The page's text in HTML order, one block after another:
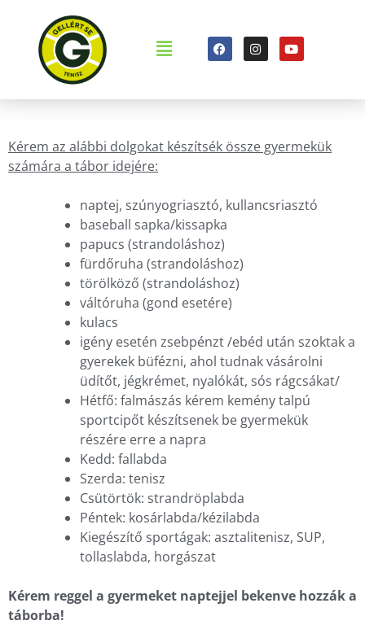
Kérem az alábbi dolgokat készítsék össze gyermekük
számára a tábor idejére:
naptej, szúnyogriasztó, kullancsriasztó
baseball sapka/kissapka
papucs (strandoláshoz)
fürdőruha (strandoláshoz)
törölköző (strandoláshoz)
váltóruha (gond esetére)
kulacs
igény esetén zsebpénzt /ebéd után szoktak a
gyerekek büfézni, ahol tudnak vásárolni
üdítőt, jégkrémet, nyalókát, sós rágcsákat/
Hétfő: falmászás kérem kemény talpú
sportcipőt készítsenek be gyermekük
részére erre a napra
Kedd: fallabda
Szerda: tenisz
Csütörtök: strandröplabda
Péntek: kosárlabda/kézilabda
Kiegészítő sportágak: asztalitenisz, SUP,
tollaslabda, horgászat
Kérem reggel a gyermeket naptejjel bekenve hozzák a
táborba!